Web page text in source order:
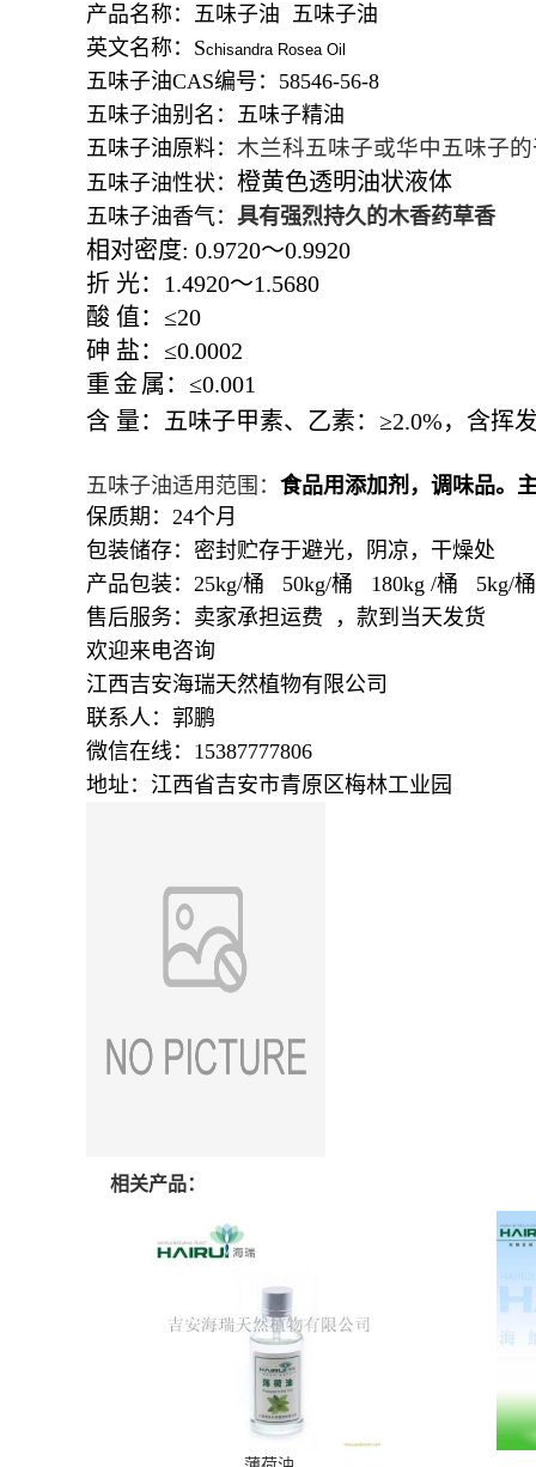
产品名称：五味子油 五味子油
英文名称：Schisandra Rosea Oil
五味子油CAS编号：58546-56-8
五味子油别名：五味子精油
五味子油原料： 木兰科五味子或华中五味子
五味子油性状： 橙黄色透明油状液体
五味子油香气： 具有强烈持久的木香药草香
相对密度: 0.9720～0.9920
折 光： 1.4920～1.5680
酸 值：≤20
砷 盐：≤0.0002
重金属：≤0.001
含 量： 五味子甲素、乙素：≥2.0%， 含挥
五味子油适用范围： 食品用添加剂，调味品。
保质期：24个月
包装储存：密封贮存于避光，阴凉，干燥处
产品包装：25kg/桶 50kg/桶 180kg /桶 5kg/
售后服务：卖家承担运费 ，款到当天发货
欢迎来电咨询
江西吉安海瑞天然植物有限公司
联系人：郭鹏
微信在线：15387777806
地址：江西省吉安市青原区梅林工业园
相关产品：